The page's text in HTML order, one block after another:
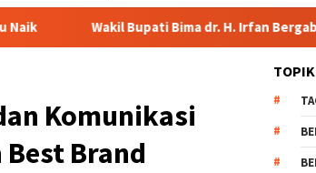
Bima dr. H. Irfan Bergabung di Retreat
Komunikasi
Brand